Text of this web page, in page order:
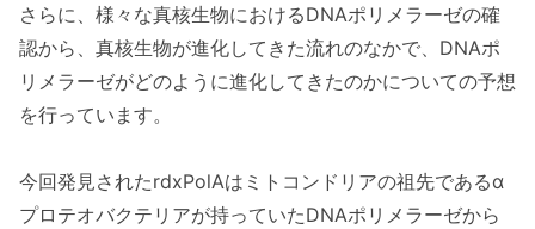
さらに、様々な真核生物におけるDNAポリメラーゼの確
認から、真核生物が進化してきた流れのなかで、DNAポ
リメラーゼがどのように進化してきたのかについての予想
を行っています。
今回発見されたrdxPolAはミトコンドリアの祖先であるα
プロテオバクテリアが持っていたDNAポリメラーゼから